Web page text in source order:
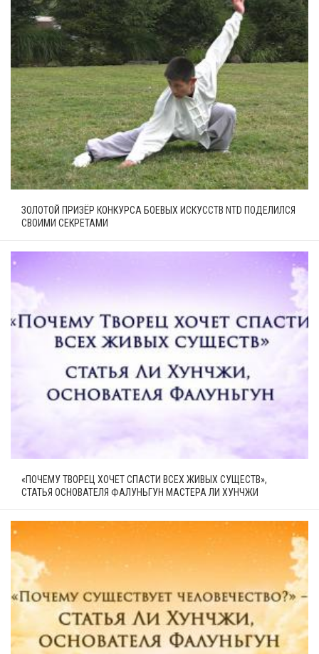
ЗОЛОТОЙ ПРИЗЁР КОНКУРСА БОЕВЫХ ИСКУССТВ NTD ПОДЕЛИЛСЯ
СВОИМИ СЕКРЕТАМИ
«ПОЧЕМУ ТВОРЕЦ ХОЧЕТ СПАСТИ ВСЕХ ЖИВЫХ СУЩЕСТВ»,
СТАТЬЯ ОСНОВАТЕЛЯ ФАЛУНЬГУН МАСТЕРА ЛИ ХУНЧЖИ